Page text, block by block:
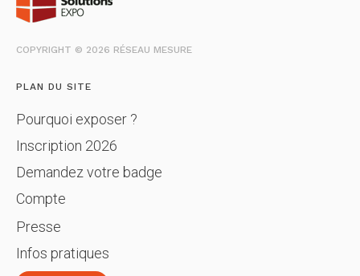
COPYRIGHT © 2026 RÉSEAU MESURE
PLAN DU SITE
Pourquoi exposer ?
Inscription 2026
Demandez votre badge
Compte
Presse
Infos pratiques